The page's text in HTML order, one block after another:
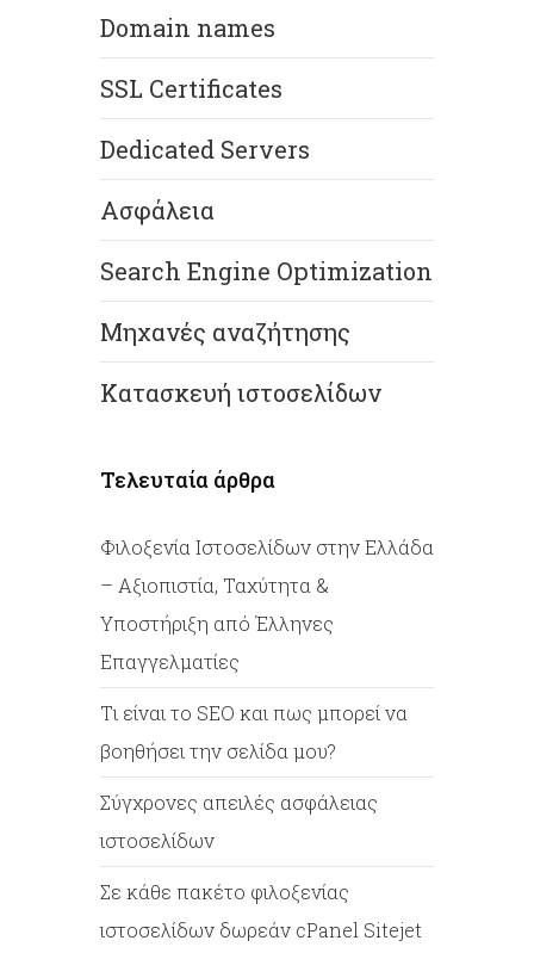
Domain names
SSL Certificates
Dedicated Servers
Ασφάλεια
Search Engine Optimization
Μηχανές αναζήτησης
Κατασκευή ιστοσελίδων
Τελευταία άρθρα
Φιλοξενία Ιστοσελίδων στην Ελλάδα
– Αξιοπιστία, Ταχύτητα &
Υποστήριξη από Έλληνες
Επαγγελματίες
Tι είναι το SEO και πως μπορεί να
βοηθήσει την σελίδα μου?
Σύγχρονες απειλές ασφάλειας
ιστοσελίδων
Σε κάθε πακέτο φιλοξενίας
ιστοσελίδων δωρεάν cPanel Sitejet